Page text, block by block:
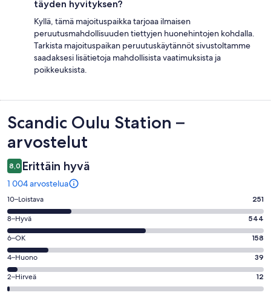
täyden hyvityksen?
Kyllä, tämä majoituspaikka tarjoaa ilmaisen
peruutusmahdollisuuden tiettyjen huonehintojen kohdalla.
Tarkista majoituspaikan peruutuskäytännöt sivustoltamme
saadaksesi lisätietoja mahdollisista vaatimuksista ja
poikkeuksista.
Arvostelut
Scandic Oulu Station –
arvostelut
8,0 Erittäin hyvä
1 004 arvostelua
Arvosana
10
-
Loistava.
251
kautta
1004
arvostelua
10–Loistava 251
Arvosana
8
-
Hyvä.
544
kautta
8–Hyvä 544
Arvosana
6
-
OK.
158
6–OK 158
Arvosana
4
-
4–Huono 39
Arvosana
2
2–Hirveä 12